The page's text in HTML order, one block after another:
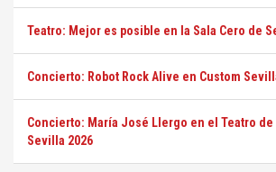
Teatro: Mejor es posible en la Sala Cero de
Concierto: Robot Rock Alive en Custom
Concierto: María José Llergo en el Teatro de
Sevilla 2026